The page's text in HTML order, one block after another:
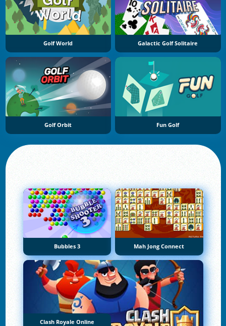
Golf World Galactic Golf Solitaire
Golf Orbit Fun Golf
Bubbles 3 Mah Jong Connect
Clash Royale Online